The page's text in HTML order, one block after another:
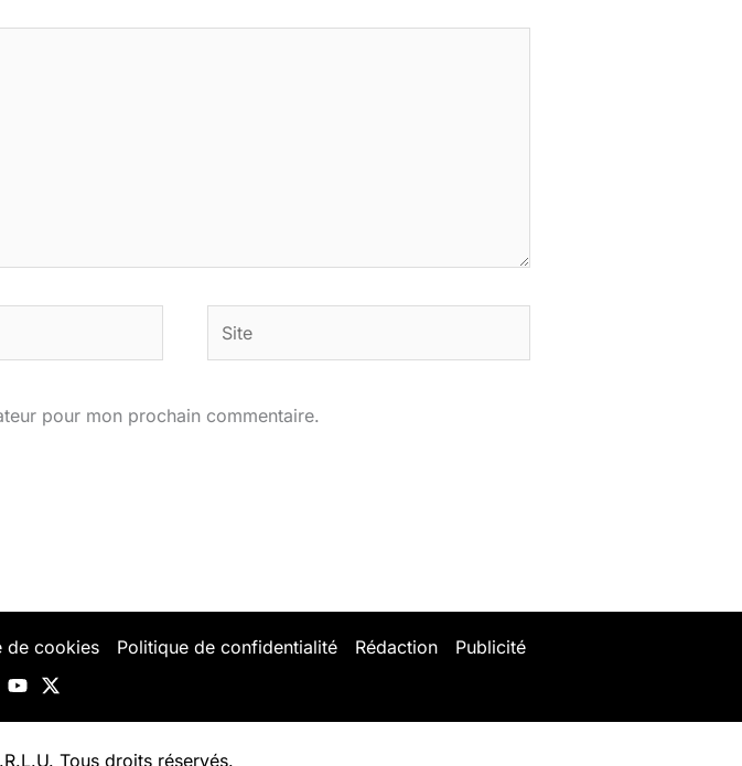
pour mon prochain commentaire.
de cookies Politique de confidentialité Rédaction Publicité
Tous droits réservés.